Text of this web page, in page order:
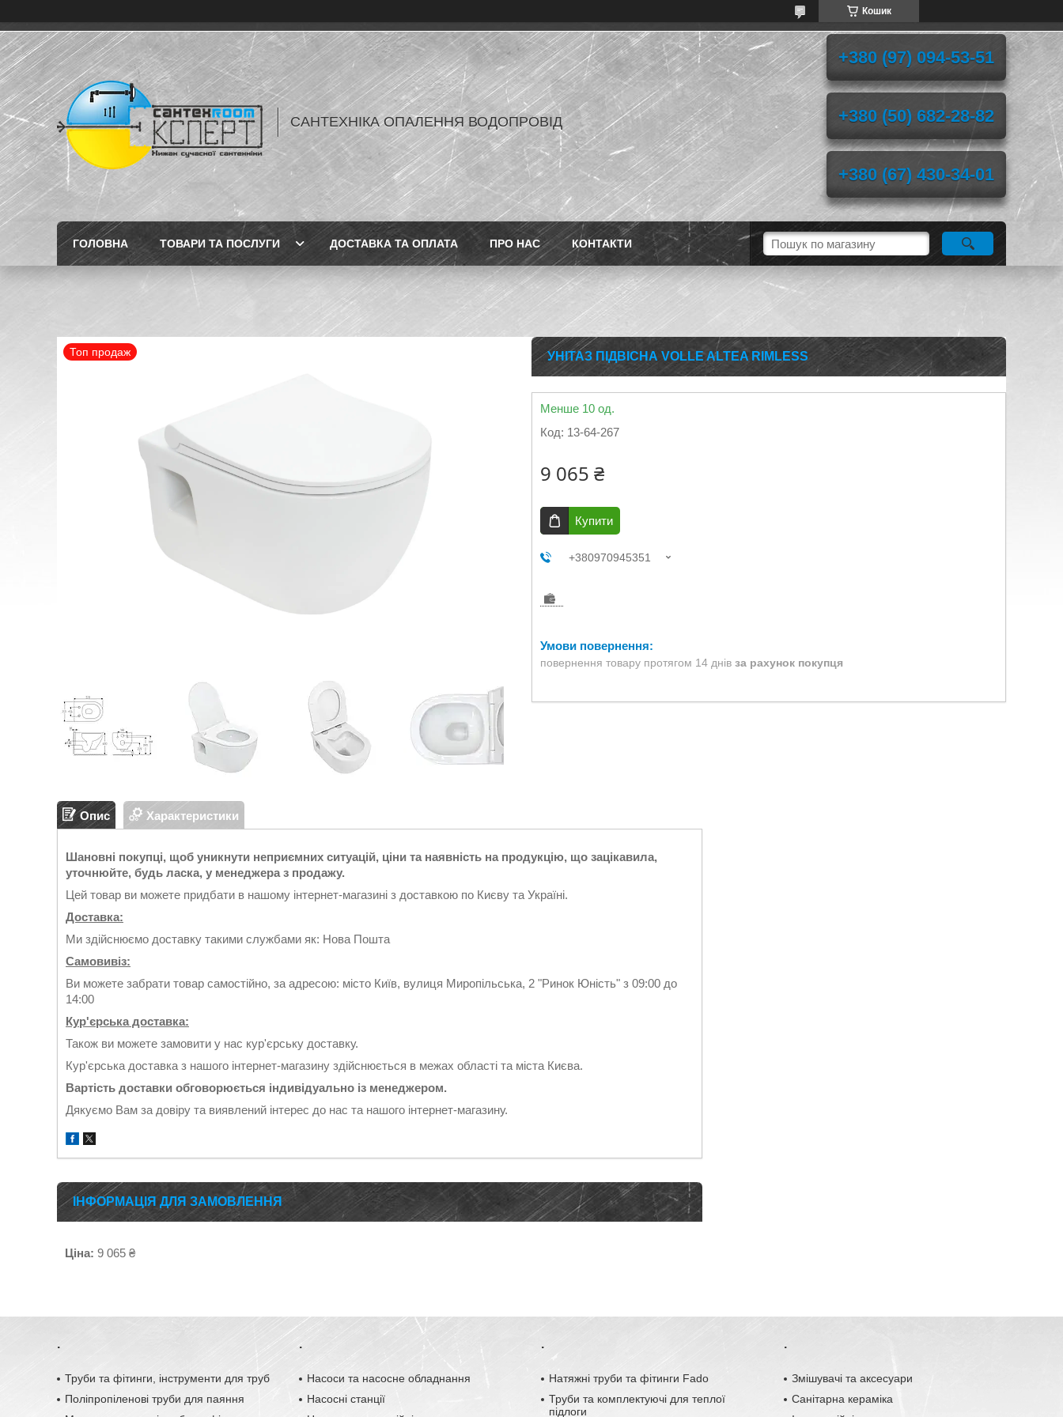
Кошик
САНТЕХНІКА ОПАЛЕННЯ ВОДОПРОВІД
+380 (97) 094-53-51
+380 (50) 682-28-82
+380 (67) 430-34-01
ГОЛОВНА ТОВАРИ ТА ПОСЛУГИ ДОСТАВКА ТА ОПЛАТА ПРО НАС КОНТАКТИ
Топ продаж УНІТАЗ ПІДВІСНА VOLLE ALTEA RIMLESS
Менше 10 од.
Код: 13-64-267
9 065 ₴
Купити
+380970945351
повернення товару протягом 14 днів за рахунок покупця
Опис Характеристики
Шановні покупці, щоб уникнути неприємних ситуацій, ціни та наявність на продукцію, що зацікавила,
уточнюйте, будь ласка, у менеджера з продажу.
Цей товар ви можете придбати в нашому інтернет-магазині з доставкою по Києву та Україні.
Доставка:
Ми здійснюємо доставку такими службами як: Нова Пошта
Самовивіз:
Ви можете забрати товар самостійно, за адресою: місто Київ, вулиця Миропільська, 2 "Ринок Юність" з 09:00 до
14:00
Кур'єрська доставка:
Також ви можете замовити у нас кур'єрську доставку.
Кур'єрська доставка з нашого інтернет-магазину здійснюється в межах області та міста Києва.
Вартість доставки обговорюється індивідуально із менеджером.
Дякуємо Вам за довіру та виявлений інтерес до нас та нашого інтернет-магазину.
ІНФОРМАЦІЯ ДЛЯ ЗАМОВЛЕННЯ
Ціна: 9 065 ₴
.
Труби та фітинги, інструменти для труб
Поліпропіленові труби для паяння
.
Насоси та насосне обладнання
Насосні станції
.
Натяжні труби та фітинги Fado
Труби та комплектуючі для теплої
підлоги
.
Змішувачі та аксесуари
Санітарна кераміка